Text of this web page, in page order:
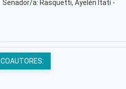
Senador/a: Rasquetti, Ayelén Itatí -
COAUTORES: